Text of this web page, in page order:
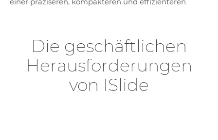
einer präziseren, kompakteren und effizienteren.
Die geschäftlichen
Herausforderungen
von ISlide